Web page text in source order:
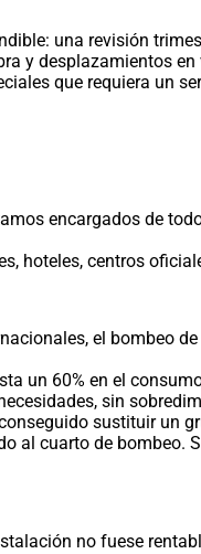
una revisión
y desplazamientos
que requiera un
encargados de
hoteles, centros
el bombeo
un 60% en el
sin
sustituir un
al cuarto de bombeo.
no fuese